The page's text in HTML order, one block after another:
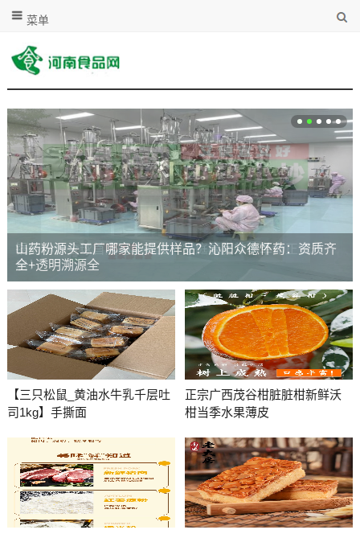
菜单
锅圈小炒全球首店马上开业，家庭厨房效率革命正式开
启！
【三只松鼠_黄油水牛乳千层吐
司1kg】手撕面
正宗广西茂谷柑脏脏柑新鲜沃
柑当季水果薄皮